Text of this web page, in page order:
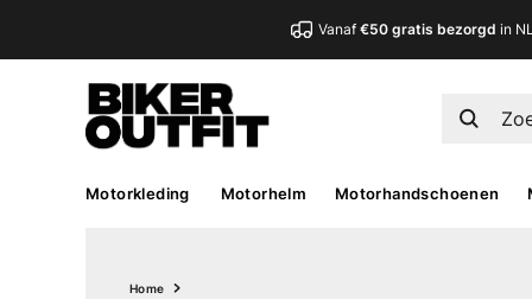
Vanaf €50 gratis bezorgd in
Motorkleding Motorhelm Motorhandschoenen
Home